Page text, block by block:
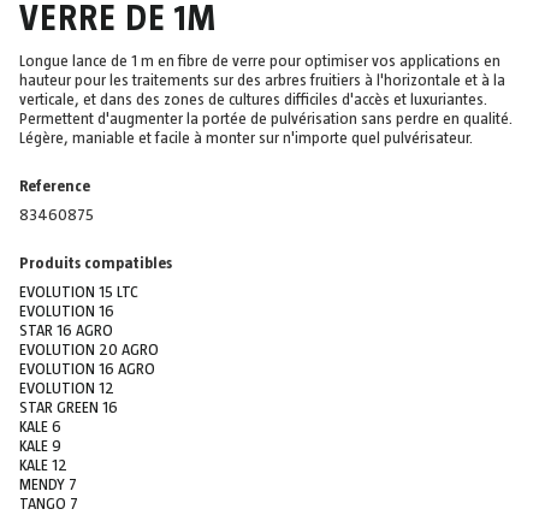
VERRE DE 1M
Longue lance de 1 m en fibre de verre pour optimiser vos applications en
hauteur pour les traitements sur des arbres fruitiers à l'horizontale et à la
verticale, et dans des zones de cultures difficiles d'accès et luxuriantes.
Permettent d'augmenter la portée de pulvérisation sans perdre en qualité.
Légère, maniable et facile à monter sur n'importe quel pulvérisateur.
Reference
83460875
Produits compatibles
EVOLUTION 15 LTC
EVOLUTION 16
STAR 16 AGRO
EVOLUTION 20 AGRO
EVOLUTION 16 AGRO
EVOLUTION 12
STAR GREEN 16
KALE 6
KALE 9
KALE 12
MENDY 7
TANGO 7